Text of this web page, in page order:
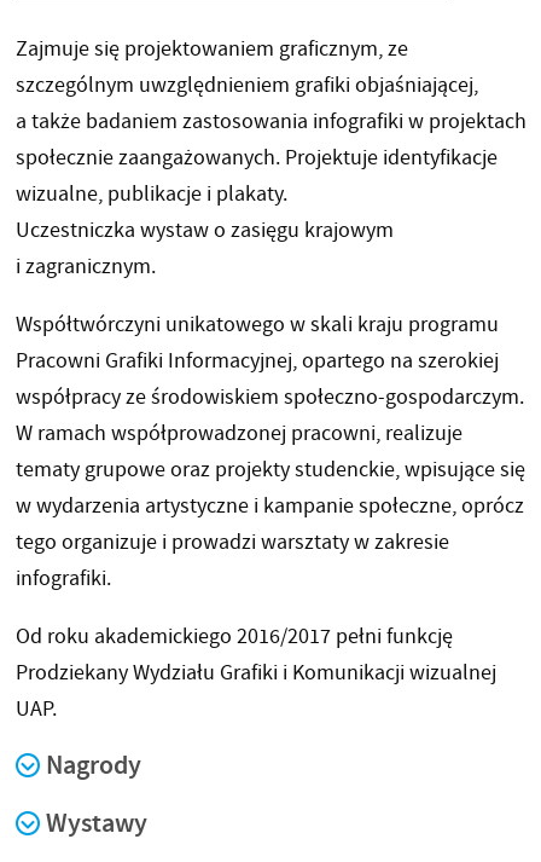
Zajmuje się projektowaniem graficznym, ze
szczególnym uwzględnieniem grafiki objaśniającej,
a także badaniem zastosowania infografiki w projektach
społecznie zaangażowanych. Projektuje identyfikacje
wizualne, publikacje i plakaty.
Uczestniczka wystaw o zasięgu krajowym
i zagranicznym.
Współtwórczyni unikatowego w skali kraju programu
Pracowni Grafiki Informacyjnej, opartego na szerokiej
współpracy ze środowiskiem społeczno-gospodarczym.
W ramach współprowadzonej pracowni, realizuje
tematy grupowe oraz projekty studenckie, wpisujące się
w wydarzenia artystyczne i kampanie społeczne, oprócz
tego organizuje i prowadzi warsztaty w zakresie
infografiki.
Od roku akademickiego 2016/2017 pełni funkcję
Prodziekany Wydziału Grafiki i Komunikacji wizualnej
UAP.
Nagrody
Wystawy